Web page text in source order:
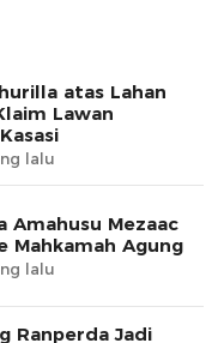
atas Lahan
Lawan
lalu
Amahusu Mezaac
Mahkamah Agung
lalu
Ranperda Jadi